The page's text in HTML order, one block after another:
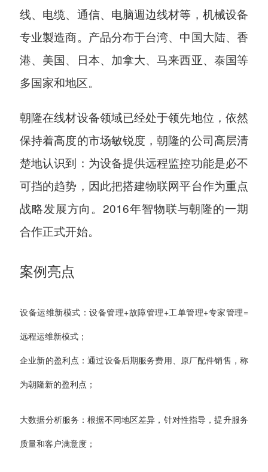
线、电缆、通信、电脑週边线材等，机械设备
专业製造商。产品分布于台湾、中国大陆、香
港、美国、日本、加拿大、马来西亚、泰国等
多国家和地区。
朝隆在线材设备领域已经处于领先地位，依然
保持着高度的市场敏锐度，朝隆的公司高层清
楚地认识到：为设备提供远程监控功能是必不
可挡的趋势，因此把搭建物联网平台作为重点
战略发展方向。2016年智物联与朝隆的一期
合作正式开始。
案例亮点
设备运维新模式：设备管理+故障管理+工单管理+专家管理=
远程运维新模式；
企业新的盈利点：通过设备后期服务费用、原厂配件销售，称
为朝隆新的盈利点；
大数据分析服务：根据不同地区差异，针对性指导，提升服务
质量和客户满意度；